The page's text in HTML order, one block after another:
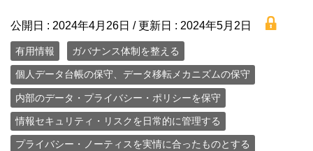
公開日 : 2024年4月26日 / 更新日 : 2024年5月2日 lock
有用情報 ガバナンス体制を整える
個人データ台帳の保守、データ移転メカニズムの保守
内部のデータ・プライバシー・ポリシーを保守
情報セキュリティ・リスクを日常的に管理する
プライバシー・ノーティスを実情に合ったものとする